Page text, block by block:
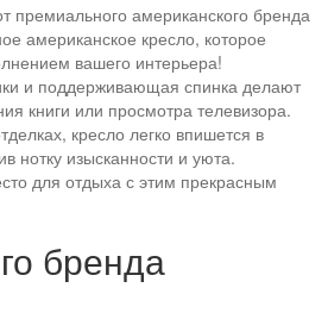
американского бренда
американское кресло, которое
вашего интерьера!
и поддерживающая спинка делают
книги или просмотра телевизора.
кресло легко впишется в
нотку изысканности и уюта.
для отдыха с этим прекрасным
бренда